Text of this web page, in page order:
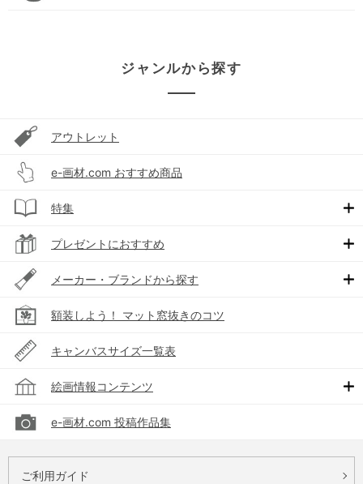
ジャンルから探す
アウトレット
e-画材.com おすすめ商品
特集
プレゼントにおすすめ
メーカー・ブランドから探す
額装しよう！ マット窓抜きのコツ
キャンバスサイズ一覧表
絵画情報コンテンツ
e-画材.com 投稿作品集
ご利用ガイド